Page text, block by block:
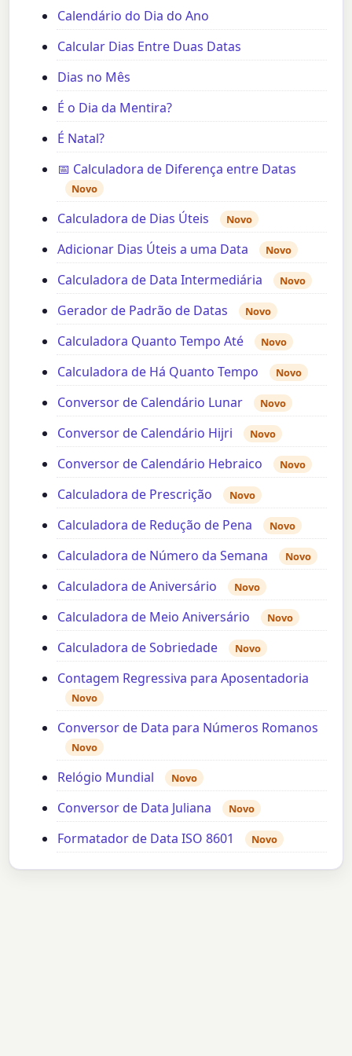
Calendário do Dia do Ano
Calcular Dias Entre Duas Datas
Dias no Mês
É o Dia da Mentira?
É Natal?
📅 Calculadora de Diferença entre Datas
Novo
Calculadora de Dias Úteis Novo
Adicionar Dias Úteis a uma Data Novo
Calculadora de Data Intermediária Novo
Gerador de Padrão de Datas Novo
Calculadora Quanto Tempo Até Novo
Calculadora de Há Quanto Tempo Novo
Conversor de Calendário Lunar Novo
Conversor de Calendário Hijri Novo
Conversor de Calendário Hebraico Novo
Calculadora de Prescrição Novo
Calculadora de Redução de Pena Novo
Calculadora de Número da Semana Novo
Calculadora de Aniversário Novo
Calculadora de Meio Aniversário Novo
Calculadora de Sobriedade Novo
Contagem Regressiva para Aposentadoria
Novo
Conversor de Data para Números Romanos
Novo
Relógio Mundial Novo
Conversor de Data Juliana Novo
Formatador de Data ISO 8601 Novo